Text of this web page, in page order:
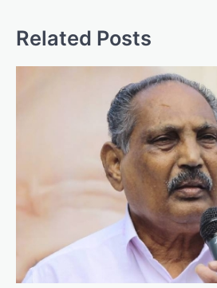
i
g
Related Posts